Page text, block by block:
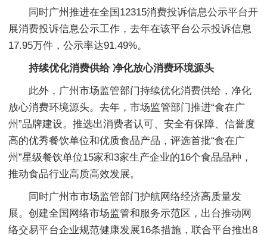
同时广州推进在全国12315消费投诉信息公示平台开
展消费投诉信息公示工作，去年在该平台公示投诉信息
17.95万件，公示率达91.49%。
持续优化消费供给 净化放心消费环境源头
此外，广州市场监管部门持续优化消费供给，净化
放心消费环境源头。去年，市场监管部门推进“食在广
州”品牌建设。推选出消费者认可、安全有保障、信誉度
高的优秀餐饮单位和优质食品产品，评选首批“食在广
州”星级餐饮单位15家和3家生产企业的16个食品品种，
推动食品行业高质高效发展。
同时广州市市场监管部门护航网络经济高质量发
展。创建全国网络市场监管和服务示范区，出台推动网
络交易平台企业规范健康发展16条措施，联合平台推出8